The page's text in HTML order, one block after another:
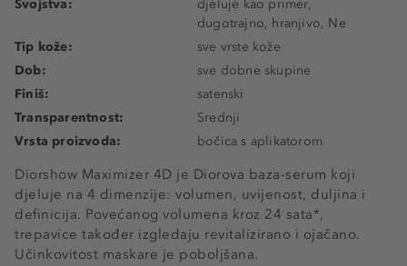
Diorshow Maximizer 4D je Diorova baza-serum koji
djeluje na 4 dimenzije: volumen, uvijenost, duljina i
definicija. Povećanog volumena kroz 24 sata*,
trepavice također izgledaju revitalizirano i ojačano.
Učinkovitost maskare je poboljšana.
Svojstva:
djeluje kao primer,
dugotrajno, hranjivo, Ne
Tip kože:
sve vrste kože
Dob:
sve dobne skupine
Finiš:
satenski
Transparentnost:
Srednji
Vrsta proizvoda:
bočica s aplikatorom